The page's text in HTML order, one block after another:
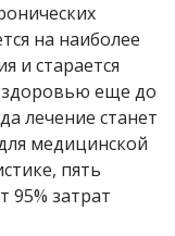
на наиболее
и старается
еще до
лечение станет
медицинской
пять
95% затрат